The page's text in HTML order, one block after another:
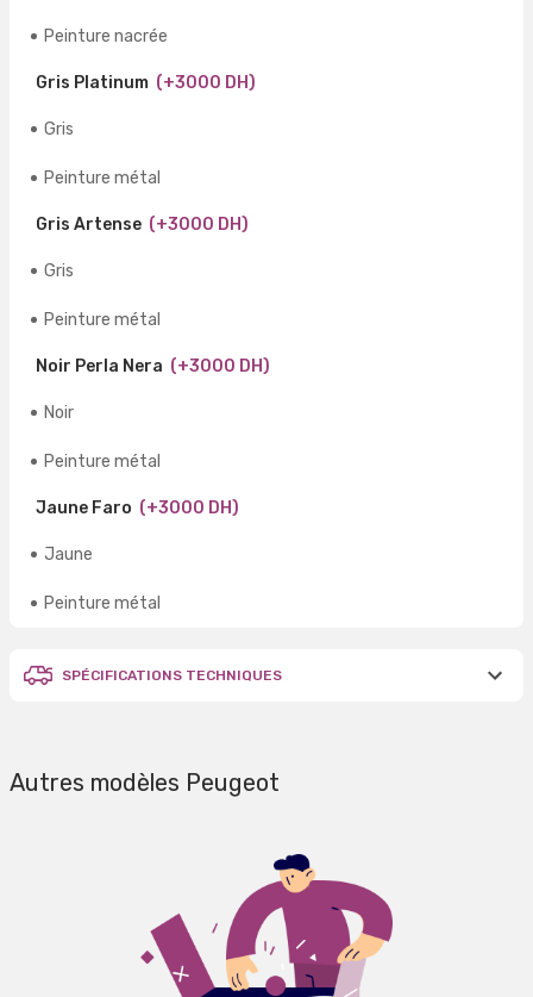
Peinture nacrée
Gris Platinum (+3000 DH)
Gris
Peinture métal
Gris Artense (+3000 DH)
Gris
Peinture métal
Noir Perla Nera (+3000 DH)
Noir
Peinture métal
Jaune Faro (+3000 DH)
Jaune
Peinture métal
SPÉCIFICATIONS TECHNIQUES
Autres modèles Peugeot